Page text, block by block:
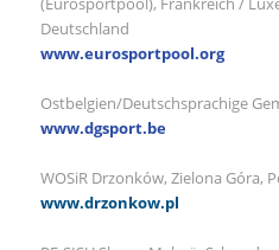
Deutschland
www.eurosportpool.org
Ostbelgien/Deutschsprachige
www.dgsport.be
WOSiR Drzonków, Zielona Góra,
www.drzonkow.pl